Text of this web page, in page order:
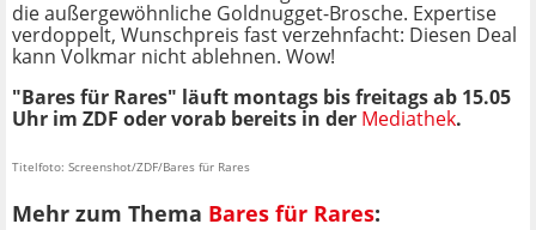
die außergewöhnliche Goldnugget-Brosche. Expertise
verdoppelt, Wunschpreis fast verzehnfacht: Diesen Deal
kann Volkmar nicht ablehnen. Wow!
"Bares für Rares" läuft montags bis freitags ab 15.05
Uhr im ZDF oder vorab bereits in der Mediathek.
Titelfoto: Screenshot/ZDF/Bares für Rares
Mehr zum Thema Bares für Rares: